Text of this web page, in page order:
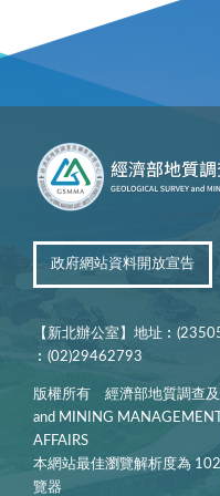
政府網站資料開放宣告
【新北辦公室】地址
︰(02)29462793
版權所有 經濟部地質調查及
and MINING
AFFAIRS
本網站最佳瀏覽解析度為
覽器